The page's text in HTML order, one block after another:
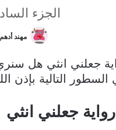
الجزء
مهند أدهم
جعلني انثي هل
التالية بإذن
جعلني انثي